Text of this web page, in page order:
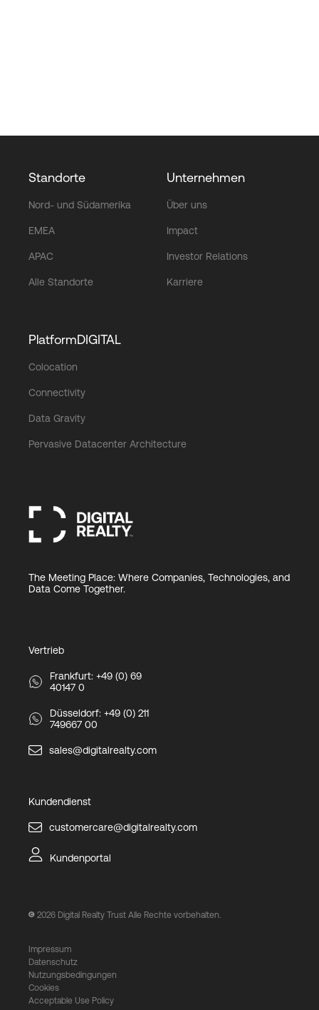
Standorte
Nord- und Südamerika
EMEA
APAC
Alle Standorte
Unternehmen
Über uns
Impact
Investor Relations
Karriere
PlatformDIGITAL
Colocation
Connectivity
Data Gravity
Pervasive Datacenter Architecture
The Meeting Place: Where Companies, Technologies, and
Data Come Together.
Vertrieb
Frankfurt: +49 (0) 69
40147 0
Düsseldorf: +49 (0) 211
749667 00
sales@digitalrealty.com
Kundendienst
customercare@digitalrealty.com
Kundenportal
2026 Digital Realty Trust Alle Rechte vorbehalten.
Impressum
Datenschutz
Nutzungsbedingungen
Cookies
Acceptable Use Policy